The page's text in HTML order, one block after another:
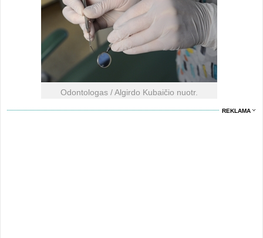
Odontologas / Algirdo Kubaičio nuotr.
REKLAMA